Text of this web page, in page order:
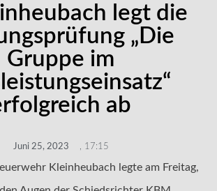
legt die
„Die
Gruppe im
ab
Juni 25, 2023 17:15
Kleinheubach legte am Freitag,